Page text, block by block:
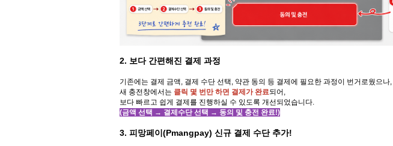
2. 보다 간편해진 결제 과정
기존에는 결제 금액, 결제 수단 선택, 약관 동의 등 결제에 필요한 과정이 번거로웠으나,
새 충전창에서는 클릭 몇 번만 하면 결제가 완료되어,
보다 빠르고 쉽게 결제를 진행하실 수 있도록 개선되었습니다.
(금액 선택 → 결제수단 선택 → 동의 및 충전 완료!)
3. 피망페이(Pmangpay) 신규 결제 수단 추가!